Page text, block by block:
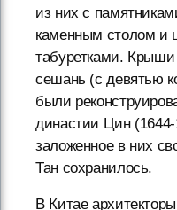
из них с
каменным столом и
табуретками. Крыши
сешань (с девятью
были
династии Цин
заложенное в них
Тан сохранилось.
В Китае